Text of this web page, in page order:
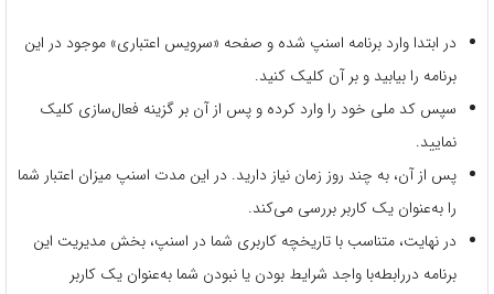
در ابتدا وارد برنامه اسنپ شده و صفحه «سرویس اعتباری» موجود در این
برنامه را بیابید و بر آن کلیک کنید.
سپس کد ملی خود را وارد کرده و پس از آن بر گزینه فعال‌سازی کلیک
نمایید.
پس از آن، به چند روز زمان نیاز دارید. در این مدت اسنپ میزان اعتبار شما
را به‌عنوان یک کاربر بررسی می‌کند.
در نهایت، متناسب با تاریخچه کاربری شما در اسنپ، بخش مدیریت این
برنامه دررابطه‌با واجد شرایط بودن یا نبودن شما به‌عنوان یک کاربر